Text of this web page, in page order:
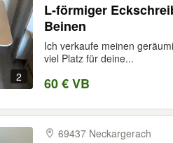
2
L-förmiger
Beinen
Ich verkaufe meinen
viel Platz für deine...
60 € VB
69437 Neckargerach